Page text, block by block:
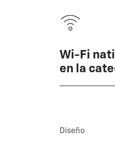
Wi-Fi
en la
Diseño